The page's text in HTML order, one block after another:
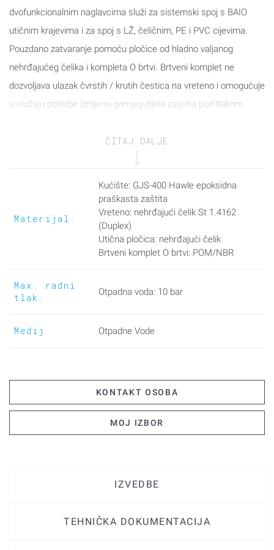
dvofunkcionalnim naglavcima služi za sistemski spoj s BAIO
utičnim krajevima i za spoj s LŽ, čeličnim, PE i PVC cijevima.
Pouzdano zatvaranje pomoću pločice od hladno valjanog
nehrđajućeg čelika i kompleta O brtvi. Brtveni komplet ne
dozvoljava ulazak čvrstih / krutih čestica na vreteno i omogućuje
u slučaju potrebe izmjenu gornjeg dijela zasuna pod tlakom.
etverokut vretena: 14,3 mm
ČITAJ DALJE
Materijal:
Kućište: GJS-400 Hawle epoksidna
praškasta zaštita
Vreteno: nehrđajući čelik St 1.4162
(Duplex)
Utična pločica: nehrđajući čelik
Brtveni komplet O brtvi: POM/NBR
Max. radni
tlak:
Otpadna voda: 10 bar
Medij Otpadne Vode
KONTAKT OSOBA
MOJ IZBOR
IZVEDBE
TEHNIČKA DOKUMENTACIJA